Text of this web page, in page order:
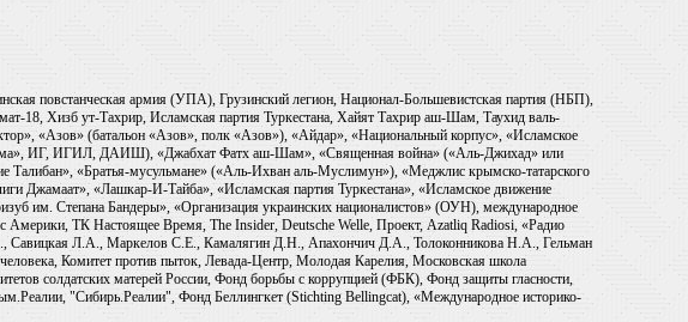
повстанческая армия (УПА), Грузинский легион, Национал-Большевистская партия (НБП),
18, Хизб ут-Тахрир, Исламская партия Туркестана, Хайят Тахрир аш-Шам, Таухид валь-
«Азов» (батальон «Азов», полк «Азов»), «Айдар», «Национальный корпус», «Исламское
Шама», ИГ, ИГИЛ, ДАИШ), «Джабхат Фатх аш-Шам», «Священная война» («Аль-Джихад» или
«Братья-мусульмане» («Аль-Ихван аль-Муслимун»), «Меджлис крымско-татарского
Джамаат», «Лашкар-И-Тайба», «Исламская партия Туркестана», «Исламское движение
им. Степана Бандеры», «Организация украинских националистов» (ОУН), международное
ТК Настоящее Время, The Insider, Deutsche Welle, Проект, Azatliq Radiosi, «Радио
Савицкая Л.А., Маркелов С.Е., Камалягин Д.Н., Апахончич Д.А., Толоконникова Н.А., Гельман
Комитет против пыток, Левада-Центр, Молодая Карелия, Московская школа
солдатских матерей России, Фонд борьбы с коррупцией (ФБК), Фонд защиты гласности,
"Сибирь.Реалии", Фонд Беллингкет (Stichting Bellingcat), «Международное историко-